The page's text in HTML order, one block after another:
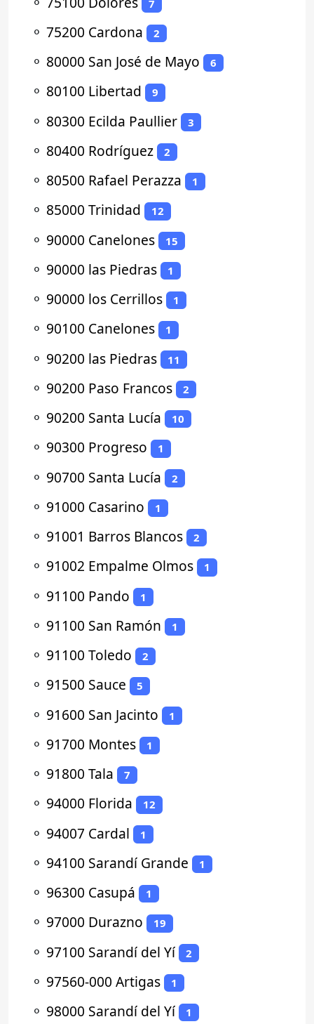
7
⚬ 75200 Cardona 2
⚬ 80000 San José de Mayo 6
⚬ 80100 Libertad 9
⚬ 80300 Ecilda Paullier 3
⚬ 80400 Rodríguez 2
⚬ 80500 Rafael Perazza 1
⚬ 85000 Trinidad 12
⚬ 90000 Canelones 15
⚬ 90000 las Piedras 1
⚬ 90000 los Cerrillos 1
⚬ 90100 Canelones 1
⚬ 90200 las Piedras 11
⚬ 90200 Paso Francos 2
⚬ 90200 Santa Lucía 10
⚬ 90300 Progreso 1
⚬ 90700 Santa Lucía 2
⚬ 91000 Casarino 1
⚬ 91001 Barros Blancos 2
⚬ 91002 Empalme Olmos 1
⚬ 91100 Pando 1
⚬ 91100 San Ramón 1
⚬ 91100 Toledo 2
⚬ 91500 Sauce 5
⚬ 91600 San Jacinto 1
⚬ 91700 Montes 1
⚬ 91800 Tala 7
⚬ 94000 Florida 12
⚬ 94007 Cardal 1
⚬ 94100 Sarandí Grande 1
⚬ 96300 Casupá 1
⚬ 97000 Durazno 19
⚬ 97100 Sarandí del Yí 2
⚬ 97560-000 Artigas 1
⚬ 98000 Sarandí del Yí 1